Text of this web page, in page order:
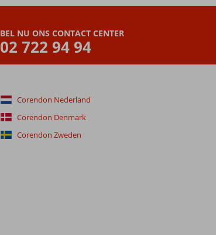
BEL NU ONS CONTACT CENTER
02 722 94 94
Corendon Nederland
Corendon Denmark
Corendon Zweden